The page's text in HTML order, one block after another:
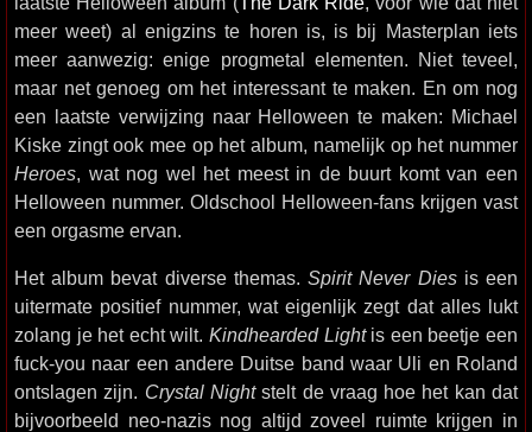
meer weet) al enigzins te horen is, is bij Masterplan iets
meer aanwezig: enige progmetal elementen. Niet teveel,
maar net genoeg om het interessant te maken. En om nog
een laatste verwijzing naar Helloween te maken: Michael
Kiske zingt ook mee op het album, namelijk op het nummer
Heroes, wat nog wel het meest in de buurt komt van een
Helloween nummer. Oldschool Helloween-fans krijgen vast
een orgasme ervan.
Het album bevat diverse themas.Spirit Never Diesis een
uitermate positief nummer, wat eigenlijk zegt dat alles lukt
zolang je het echt wilt. Kindhearded Lightis een beetje een
fuck-you naar een andere Duitse band waar Uli en Roland
ontslagen zijn. Crystal Nightstelt de vraag hoe het kan dat
bijvoorbeeld neo-nazis nog altijd zoveel ruimte krijgen in